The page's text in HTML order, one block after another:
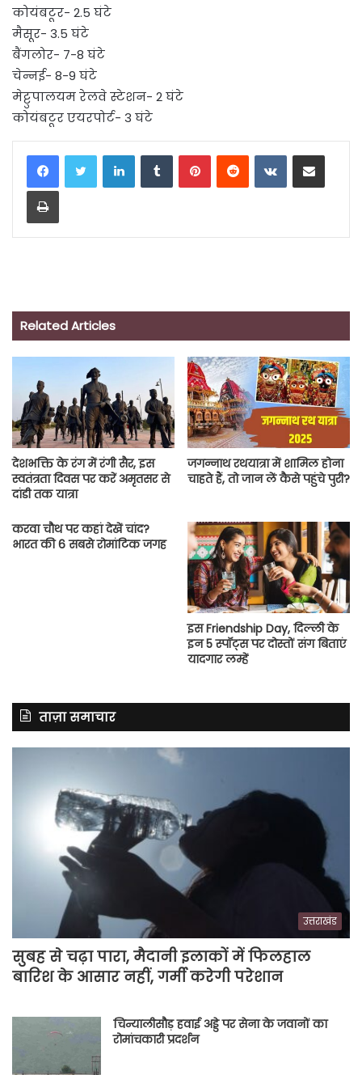
कोयंबटूर- 2.5 घंटे
मैसूर- 3.5 घंटे
बैंगलोर- 7-8 घंटे
चेन्नई- 8-9 घंटे
मेट्टुपालयम रेलवे स्टेशन- 2 घंटे
कोयंबटूर एयरपोर्ट- 3 घंटे
LinkedInTumblrPinterestReddit VKontakteShare via Email
Print
Related Articles
देशभक्ति के रंग में रंगी सैर, इस
स्वतंत्रता दिवस पर करें अमृतसर से
दांडी तक यात्रा
जगन्नाथ रथयात्रा में शाम‍िल होना
चाहते हैं, तो जान लें कैसे पहुंचे पुरी?
करवा चौथ पर कहां देखें चांद?
भारत की 6 सबसे रोमांटिक जगह
इस Friendship Day, दिल्ली के
इन 5 स्पॉट्स पर दोस्तों संग बिताएं
यादगार लम्हें
ताज़ा समाचार
उत्तराखंड
सुबह से चढ़ा पारा, मैदानी इलाकों में फिलहाल
बारिश के आसार नहीं, गर्मी करेगी परेशान
चिन्यालीसौड़ हवाई अड्डे पर सेना के जवानों का
रोमांचकारी प्रदर्शन